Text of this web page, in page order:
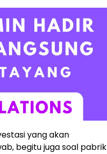
yang akan
begitu juga soal pabrik